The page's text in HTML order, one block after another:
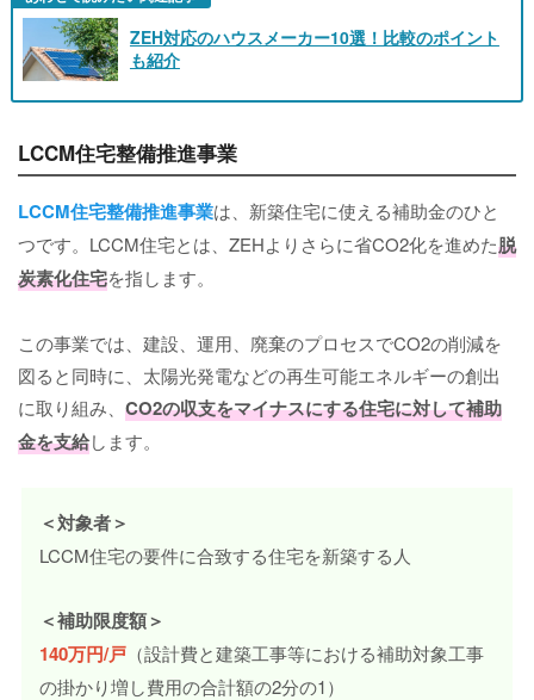
ZEH対応のハウスメーカー10選！比較のポイント
も紹介
LCCM住宅整備推進事業
LCCM住宅整備推進事業は、新築住宅に使える補助金のひと
つです。LCCM住宅とは、ZEHよりさらに省CO2化を進めた脱
炭素化住宅を指します。
この事業では、建設、運用、廃棄のプロセスでCO2の削減を
図ると同時に、太陽光発電などの再生可能エネルギーの創出
に取り組み、 CO2の収支をマイナスにする住宅に対して補助
金を支給します。
＜対象者＞
LCCM住宅の要件に合致する住宅を新築する人
＜補助限度額＞
140万円/戸（設計費と建築工事等における補助対象工事
の掛かり増し費用の合計額の2分の1）